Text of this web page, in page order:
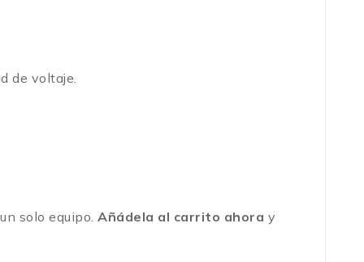
de voltaje.
solo equipo. Añádela al carrito ahora y